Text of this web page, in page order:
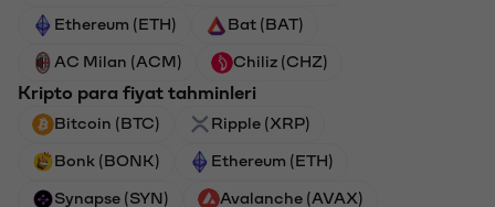
Ethereum (ETH) Bat (BAT)
AC Milan (ACM) Chiliz (CHZ)
Kripto para fiyat tahminleri
Bitcoin (BTC) Ripple (XRP)
Bonk (BONK) Ethereum (ETH)
Synapse (SYN) Avalanche (AVAX)